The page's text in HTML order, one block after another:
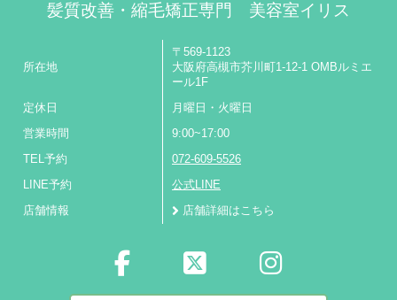
髪質改善・縮毛矯正専門 美容室イリス
所在地
〒569-1123
大阪府高槻市芥川町1-12-1 OMBルミエ
ール1F
定休日 月曜日・火曜日
営業時間 9:00~17:00
TEL予約 072-609-5526
LINE予約 公式LINE
店舗情報 店舗詳細はこちら